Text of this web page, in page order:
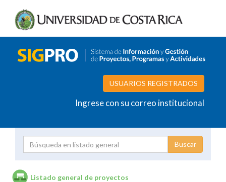
USUARIOS REGISTRADOS
Ingrese con su correo institucional
Listado general de proyectos